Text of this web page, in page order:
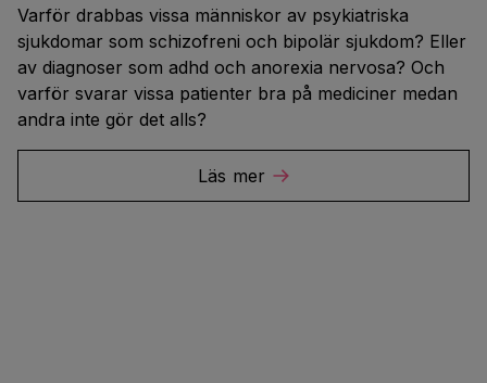
Varför drabbas vissa människor av psykiatriska
sjukdomar som schizofreni och bipolär sjukdom? Eller
av diagnoser som adhd och anorexia nervosa? Och
varför svarar vissa patienter bra på mediciner medan
andra inte gör det alls?
Läs mer